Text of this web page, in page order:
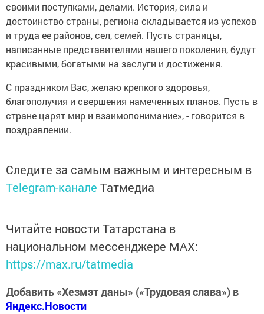
своими поступками, делами. История, сила и
достоинство страны, региона складывается из успехов
и труда ее районов, сел, семей. Пусть страницы,
написанные представителями нашего поколения, будут
красивыми, богатыми на заслуги и достижения.
С праздником Вас, желаю крепкого здоровья,
благополучия и свершения намеченных планов. Пусть в
стране царят мир и взаимопонимание», - говорится в
поздравлении.
Следите за самым важным и интересным в
Telegram-канале Татмедиа
Читайте новости Татарстана в
национальном мессенджере MАХ:
https://max.ru/tatmedia
Добавить «Хезмэт даны» («Трудовая слава») в
Яндекс.Новости